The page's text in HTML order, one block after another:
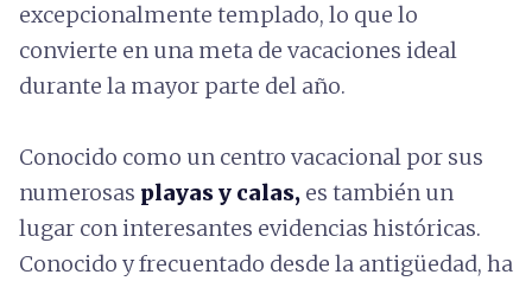
excepcionalmente templado, lo que lo
convierte en una meta de vacaciones ideal
durante la mayor parte del año.
Conocido como un centro vacacional por sus
numerosas playas y calas, es también un
lugar con interesantes evidencias históricas.
Conocido y frecuentado desde la antigüedad, ha